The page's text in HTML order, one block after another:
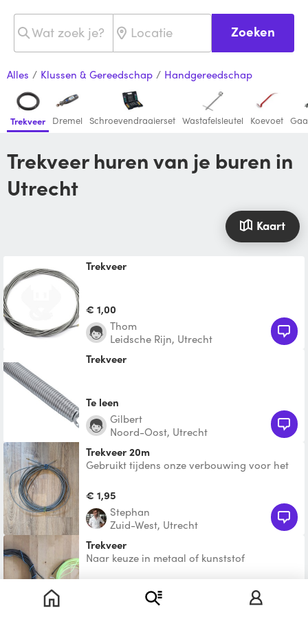
Zoeken
Alles / Klussen & Gereedschap / Handgereedschap
Trekveer Dremel Schroevendraaierset Wastafelsleutel Koevoet
Trekveer huren van je buren in
Utrecht
Kaart
Trekveer
€ 1,00
Thom
Leidsche Rijn, Utrecht
trekveer
Te leen
Gilbert
Noord-Oost, Utrecht
Trekveer 20m
Gebruikt tijdens onze verbouwing voor het
begin (na ong
€ 1,95
Stephan
Zuid-West, Utrecht
Trekveer
Naar keuze in metaal of kunststof